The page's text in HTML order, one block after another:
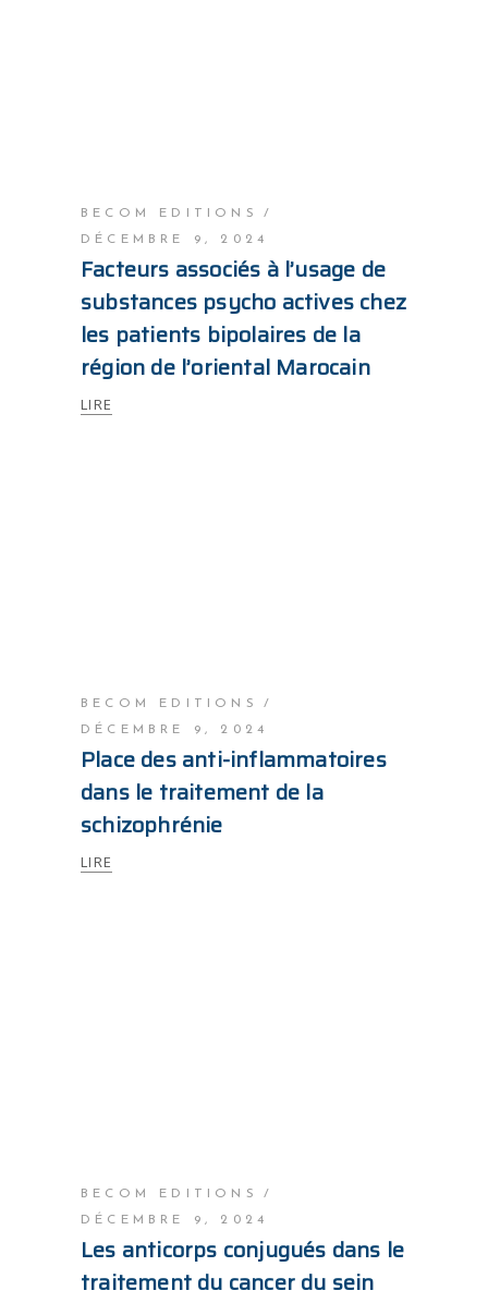
BECOM EDITIONS
DÉCEMBRE 9, 2024
Facteurs associés à l’usage de
substances psycho actives chez
les patients bipolaires de la
région de l’oriental Marocain
LIRE
BECOM EDITIONS
DÉCEMBRE 9, 2024
Place des anti-inflammatoires
dans le traitement de la
schizophrénie
LIRE
BECOM EDITIONS
DÉCEMBRE 9, 2024
Les anticorps conjugués dans le
traitement du cancer du sein